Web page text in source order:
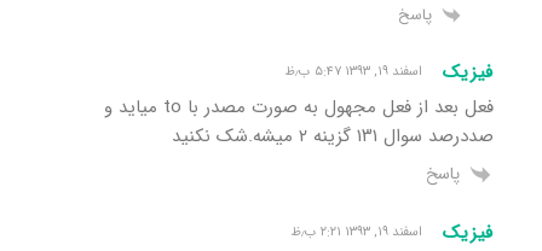
پاسخ
فیزیک اسفند ۱۹, ۱۳۹۳ ۵:۴۷ ب٫ظ
فعل بعد از فعل مجهول به صورت مصدر با to میاید و
صددرصد سوال ۱۳۱ گزینه ۲ میشه.شک نکنید
پاسخ
فیزیک اسفند ۱۹, ۱۳۹۳ ۲:۲۱ ب٫ظ